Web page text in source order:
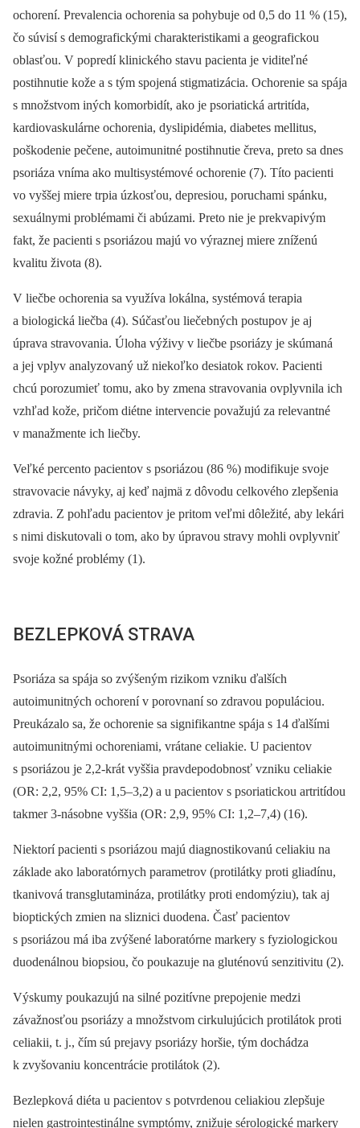
ochorení. Prevalencia ochorenia sa pohybuje od 0,5 do 11 % (15),
čo súvisí s demografickými charakteristikami a geografickou
oblasťou. V popredí klinického stavu pacienta je viditeľné
postihnutie kože a s tým spojená stigmatizácia. Ochorenie sa spája
s množstvom iných komorbidít, ako je psoriatická artritída,
kardiovaskulárne ochorenia, dyslipidémia, diabetes mellitus,
poškodenie pečene, autoimunitné postihnutie čreva, preto sa dnes
psoriáza vníma ako multisystémové ochorenie (7). Títo pacienti
vo vyššej miere trpia úzkosťou, depresiou, poruchami spánku,
sexuálnymi problémami či abúzami. Preto nie je prekvapivým
fakt, že pacienti s psoriázou majú vo výraznej miere zníženú
kvalitu života (8).
V liečbe ochorenia sa využíva lokálna, systémová terapia
a biologická liečba (4). Súčasťou liečebných postupov je aj
úprava stravovania. Úloha výživy v liečbe psoriázy je skúmaná
a jej vplyv analyzovaný už niekoľko desiatok rokov. Pacienti
chcú porozumieť tomu, ako by zmena stravovania ovplyvnila ich
vzhľad kože, pričom diétne intervencie považujú za relevantné
v manažmente ich liečby.
Veľké percento pacientov s psoriázou (86 %) modifikuje svoje
stravovacie návyky, aj keď najmä z dôvodu celkového zlepšenia
zdravia. Z pohľadu pacientov je pritom veľmi dôležité, aby lekári
s nimi diskutovali o tom, ako by úpravou stravy mohli ovplyvniť
svoje kožné problémy (1).
BEZLEPKOVÁ STRAVA
Psoriáza sa spája so zvýšeným rizikom vzniku ďalších
autoimunitných ochorení v porovnaní so zdravou populáciou.
Preukázalo sa, že ochorenie sa signifikantne spája s 14 ďalšími
autoimunitnými ochoreniami, vrátane celiakie. U pacientov
s psoriázou je 2,2-krát vyššia pravdepodobnosť vzniku celiakie
(OR: 2,2, 95% CI: 1,5–3,2) a u pacientov s psoriatickou artritídou
takmer 3-násobne vyššia (OR: 2,9, 95% CI: 1,2–7,4) (16).
Niektorí pacienti s psoriázou majú diagnostikovanú celiakiu na
základe ako laboratórnych parametrov (protilátky proti gliadínu,
tkanivová transglutamináza, protilátky proti endomýziu), tak aj
bioptických zmien na sliznici duodena. Časť pacientov
s psoriázou má iba zvýšené laboratórne markery s fyziologickou
duodenálnou biopsiou, čo poukazuje na gluténovú senzitivitu (2).
Výskumy poukazujú na silné pozitívne prepojenie medzi
závažnosťou psoriázy a množstvom cirkulujúcich protilátok proti
celiakii, t. j., čím sú prejavy psoriázy horšie, tým dochádza
k zvyšovaniu koncentrácie protilátok (2).
Bezlepková diéta u pacientov s potvrdenou celiakiou zlepšuje
nielen gastrointestinálne symptómy, znižuje sérologické markery